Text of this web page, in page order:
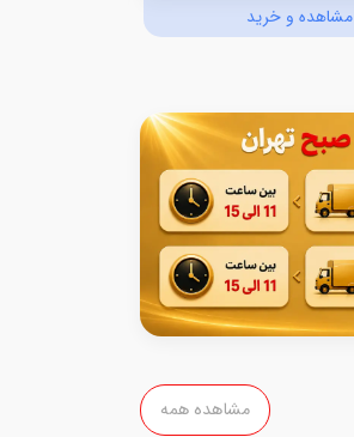
مشاهده و خرید
مشاهده همه